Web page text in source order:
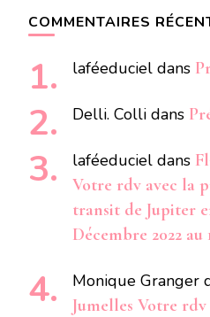
COMMENTAIRES
laféeduciel dans
Delli. Colli dans
laféeduciel dans
Votre rdv avec la
transit de Jupiter
Décembre 2022 au
Monique Granger
Jumelles Votre